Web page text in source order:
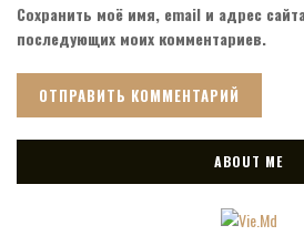
Сохранить моё имя, email и адрес
последующих моих комментариев.
ABOUT ME